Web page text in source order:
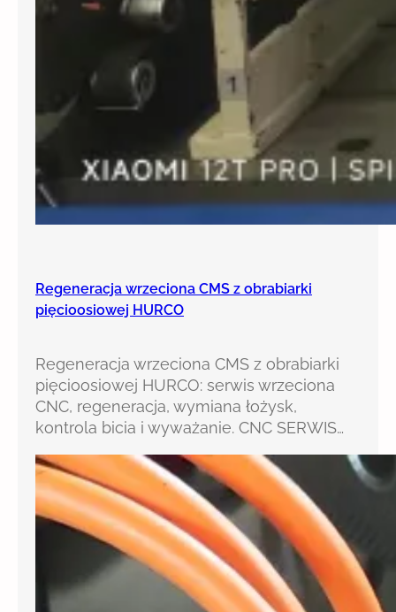
Regeneracja wrzeciona CMS z obrabiarki
pięcioosiowej HURCO
Regeneracja wrzeciona CMS z obrabiarki
pięcioosiowej HURCO: serwis wrzeciona
CNC, regeneracja, wymiana łożysk,
kontrola bicia i wyważanie. CNC SERWIS…